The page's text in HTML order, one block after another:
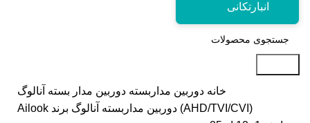
انبارتکانی
خانه دوربین مداربسته دوربین مدار بسته آنالوگ
(AHD/TVI/CVI)
دوربین مداربسته آنالوگ برند Ailook